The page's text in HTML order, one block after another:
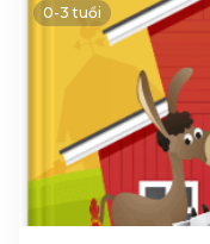
0-3 tuổi